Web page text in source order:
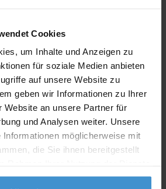
Cookies
um Inhalte und Anzeigen zu
für soziale Medien anbieten
auf unsere Website zu
geben wir Informationen zu Ihrer
Website an unsere Partner für
und Analysen weiter. Unsere
Informationen möglicherweise mit
die Sie ihnen bereitgestellt
ca. 10 Werktage
ca. 10 Werktage